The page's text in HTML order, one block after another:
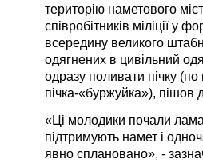
територію наметового
співробітників міліції у
всередину великого
одягнених в цивільний
одразу поливати пічку
пічка-«буржуйка»), пішов
«Ці молодики почали
підтримують намет і
явно сплановано», -